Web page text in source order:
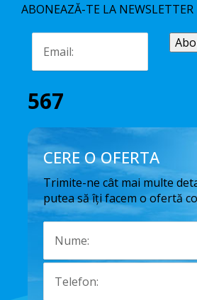
ABONEAZĂ-TE LA NEWSLETTER
567
CERE O OFERTA
Trimite-ne cât mai multe
putea să îți facem o ofertă